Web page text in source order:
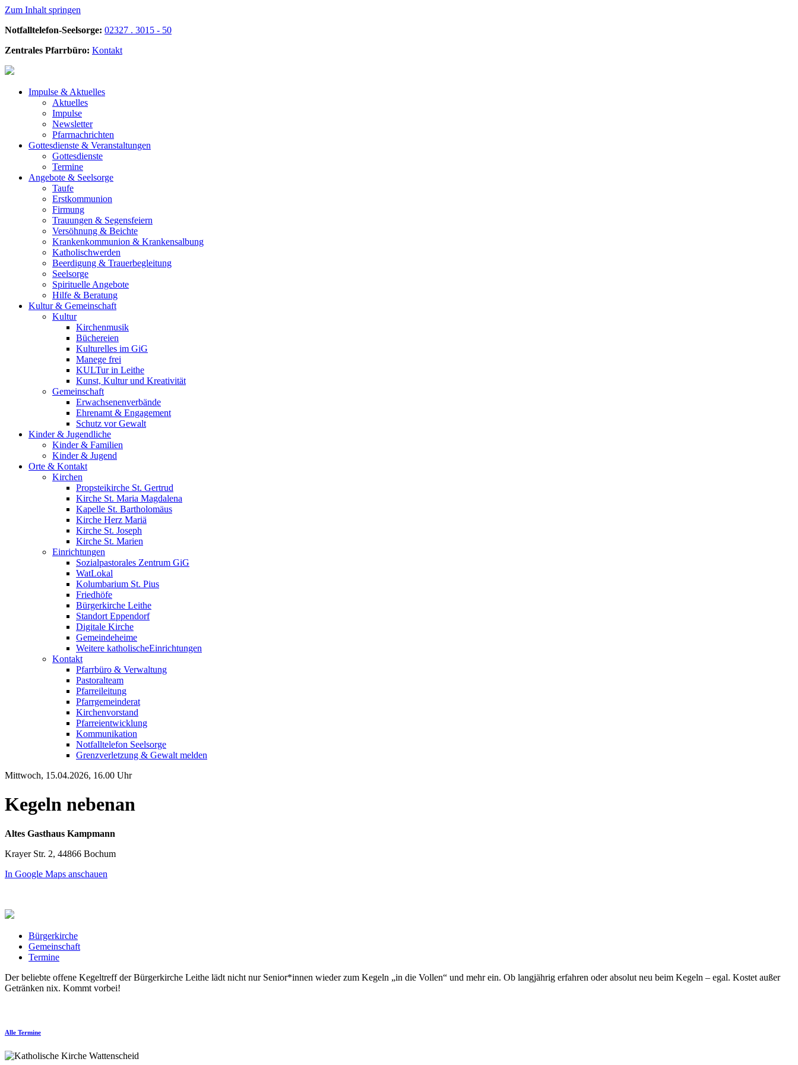
Zum Inhalt springen
Notfalltelefon-Seelsorge: 02327 . 3015 - 50
Zentrales Pfarrbüro: Kontakt
Impulse & Aktuelles
Aktuelles
Impulse
Newsletter
Pfarrnachrichten
Gottesdienste & Veranstaltungen
Gottesdienste
Termine
Angebote & Seelsorge
Taufe
Erstkommunion
Firmung
Trauungen & Segensfeiern
Versöhnung & Beichte
Krankenkommunion & Krankensalbung
Katholischwerden
Beerdigung & Trauerbegleitung
Seelsorge
Spirituelle Angebote
Hilfe & Beratung
Kultur & Gemeinschaft
Kultur
Kirchenmusik
Büchereien
Kulturelles im GiG
Manege frei
KULTur in Leithe
Kunst, Kultur und Kreativität
Gemeinschaft
Erwachsenenverbände
Ehrenamt & Engagement
Schutz vor Gewalt
Kinder & Jugendliche
Kinder & Familien
Kinder & Jugend
Orte & Kontakt
Kirchen
Propsteikirche St. Gertrud
Kirche St. Maria Magdalena
Kapelle St. Bartholomäus
Kirche Herz Mariä
Kirche St. Joseph
Kirche St. Marien
Einrichtungen
Sozialpastorales Zentrum GiG
WatLokal
Kolumbarium St. Pius
Friedhöfe
Bürgerkirche Leithe
Standort Eppendorf
Digitale Kirche
Gemeindeheime
Weitere katholische­­Einrichtungen
Kontakt
Pfarrbüro & Verwaltung
Pastoralteam
Pfarreileitung
Pfarrgemeinderat
Kirchenvorstand
Pfarreientwicklung
Kommunikation
Notfalltelefon Seelsorge
Grenzverletzung & Gewalt melden
Mittwoch, 15.04.2026, 16.00 Uhr
Kegeln nebenan
Altes Gasthaus Kampmann
Krayer Str. 2, 44866 Bochum
In Google Maps anschauen
Bürgerkirche
Gemeinschaft
Termine
Der beliebte offene Kegeltreff der Bürgerkirche Leithe lädt nicht nur Senior*innen wieder zum Kegeln „in die Vollen“ und mehr ein. Ob langjährig erfahren oder absolut neu beim Kegeln – egal. Kostet außer
Getränken nix. Kommt vorbei!
Alle Termine